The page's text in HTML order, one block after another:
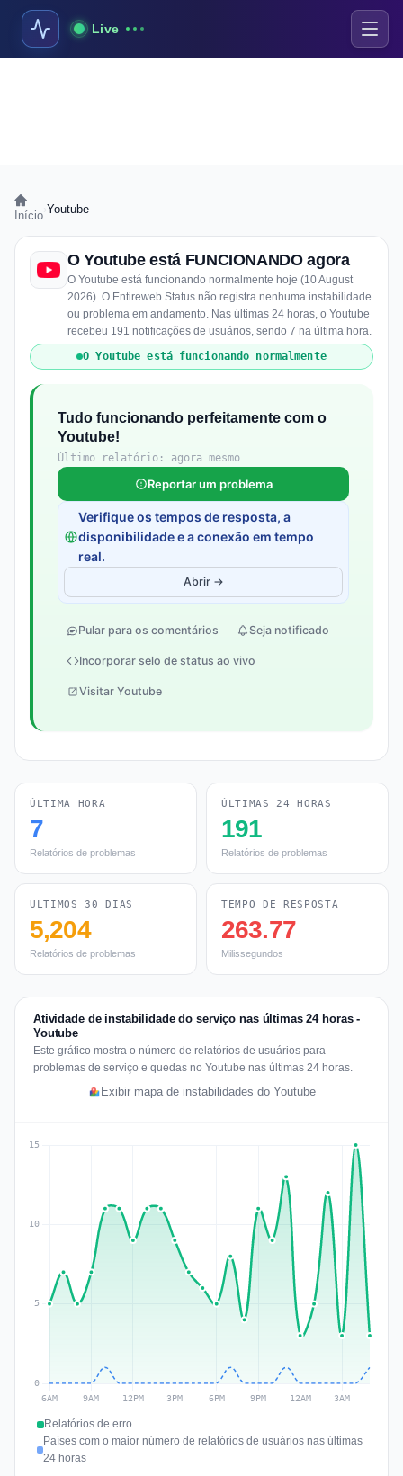
Live
Início Youtube
O Youtube está FUNCIONANDO agora
O Youtube está funcionando normalmente hoje (10 August
2026). O Entireweb Status não registra nenhuma instabilidade
ou problema em andamento. Nas últimas 24 horas, o Youtube
recebeu 191 notificações de usuários, sendo 7 na última hora.
O Youtube está funcionando normalmente
Tudo funcionando perfeitamente com o
Youtube!
Último relatório: agora mesmo
Reportar um problema
Verifique os tempos de resposta, a
disponibilidade e a conexão em tempo
real.
Abrir →
Pular para os comentários Seja notificado
Incorporar selo de status ao vivo
Visitar Youtube
ÚLTIMA HORA
7
Relatórios de problemas
ÚLTIMAS 24 HORAS
191
Relatórios de problemas
ÚLTIMOS 30 DIAS
5,204
Relatórios de problemas
TEMPO DE RESPOSTA
263.77
Milissegundos
Atividade de instabilidade do serviço nas últimas 24 horas -
Youtube
Este gráfico mostra o número de relatórios de usuários para
problemas de serviço e quedas no Youtube nas últimas 24 horas.
Exibir mapa de instabilidades do Youtube
Relatórios de erro
Países com o maior número de relatórios de usuários nas últimas
24 horas